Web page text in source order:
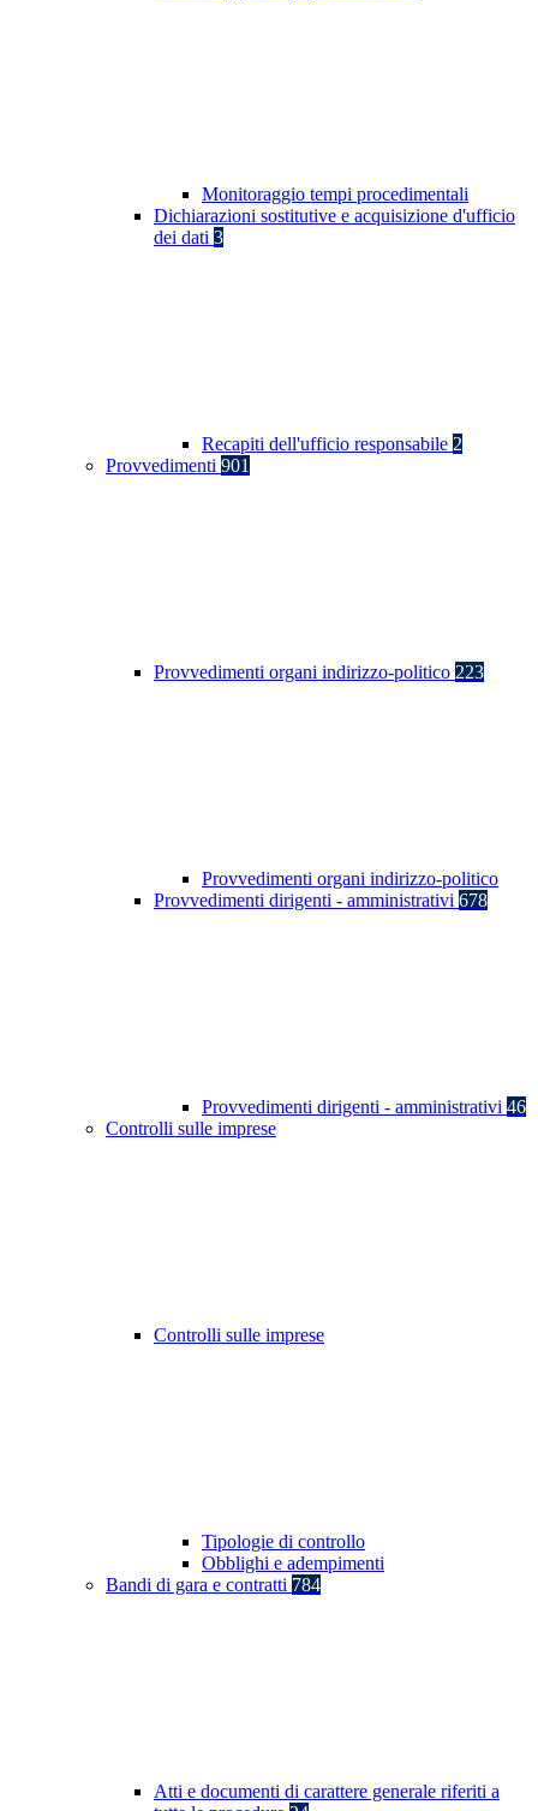
Monitoraggio tempi procedimentali
Dichiarazioni sostitutive e acquisizione d'ufficio
dei dati 3
Recapiti dell'ufficio responsabile 2
Provvedimenti 901
Provvedimenti organi indirizzo-politico 223
Provvedimenti organi indirizzo-politico
Provvedimenti dirigenti - amministrativi 678
Provvedimenti dirigenti - amministrativi 46
Controlli sulle imprese
Controlli sulle imprese
Tipologie di controllo
Obblighi e adempimenti
Bandi di gara e contratti 784
Atti e documenti di carattere generale riferiti a